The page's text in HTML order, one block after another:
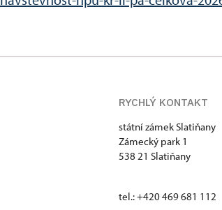
RYCHLÝ KONTAKT
státní zámek Slatiňany
Zámecký park 1
538 21 Slatiňany
tel.: +420 469 681 112